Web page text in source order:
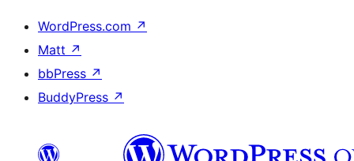
WordPress.com ↗
Matt ↗
bbPress ↗
BuddyPress ↗